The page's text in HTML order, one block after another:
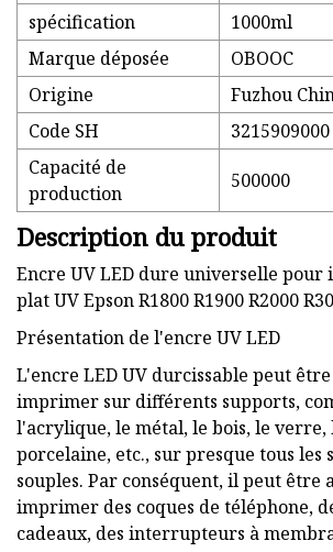
spécification
1000ml
Marque déposée
OBOOC
Origine
Fuzhou
Code SH
3215909000
Capacité de
production
500000
Description du produit
Encre UV LED dure universelle
plat UV Epson R1800 R1900 R2000
Présentation de l'encre UV LED
L'encre LED UV durcissable peut
imprimer sur différents supports,
l'acrylique, le métal, le bois, le verre,
porcelaine, etc., sur presque tous les
souples. Par conséquent, il peut être
imprimer des coques de téléphone,
cadeaux, des interrupteurs à